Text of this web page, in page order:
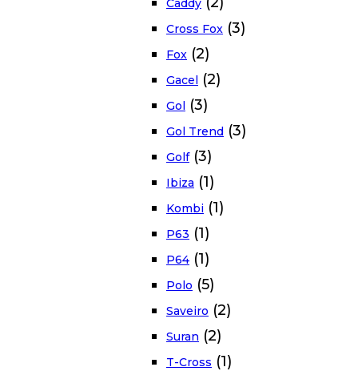
Cross Fox (3)
Fox (2)
Gacel (2)
Gol (3)
Gol Trend (3)
Golf (3)
Ibiza (1)
Kombi (1)
P63 (1)
P64 (1)
Polo (5)
Saveiro (2)
Suran (2)
T-Cross (1)